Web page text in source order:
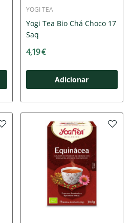
YOGI TEA
Yogi Tea Bio Chá Choco 17
Saq
4,19 €
Adicionar